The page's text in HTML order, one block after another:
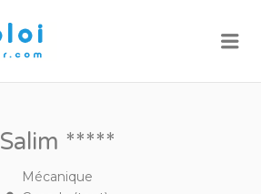
Salim *****
Mécanique